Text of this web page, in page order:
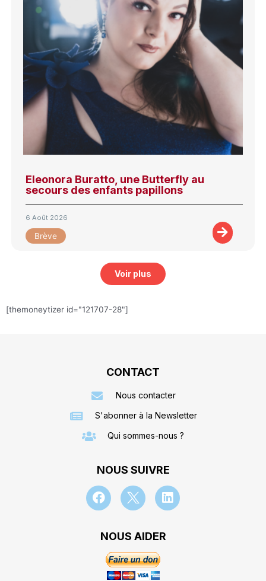
Eleonora Buratto, une Butterfly au
secours des enfants papillons
6 Août 2026
Brève
Voir plus
[themoneytizer id="121707-28"]
CONTACT
Nous contacter
S'abonner à la Newsletter
Qui sommes-nous ?
NOUS SUIVRE
NOUS AIDER